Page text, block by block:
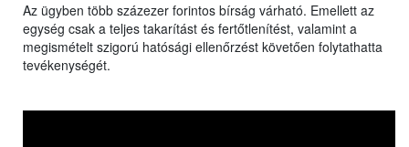
Az ügyben több százezer forintos bírság várható. Emellett az
egység csak a teljes takarítást és fertőtlenítést, valamint a
megismételt szigorú hatósági ellenőrzést követően folytathatta
tevékenységét.